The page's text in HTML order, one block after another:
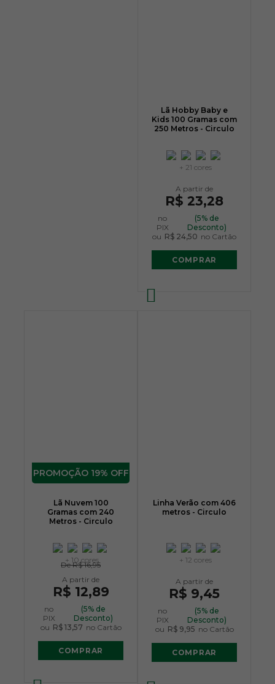
Lã Hobby Baby e
Kids 100 Gramas com
250 Metros - Circulo
+ 21 cores
R$ 23,28
no
PIX
(5% de
Desconto)
ou R$ 24,50 no Cartão
COMPRAR
19% OFF
Lã Nuvem 100
Gramas com 240
Metros - Circulo
+ 10 cores
DeR$ 16,95
R$ 12,89
no
PIX
(5% de
Desconto)
ou R$ 13,57 no Cartão
COMPRAR
Linha Verão com 406
metros - Circulo
+ 12 cores
R$ 9,45
no
PIX
(5% de
Desconto)
ou R$ 9,95 no Cartão
COMPRAR